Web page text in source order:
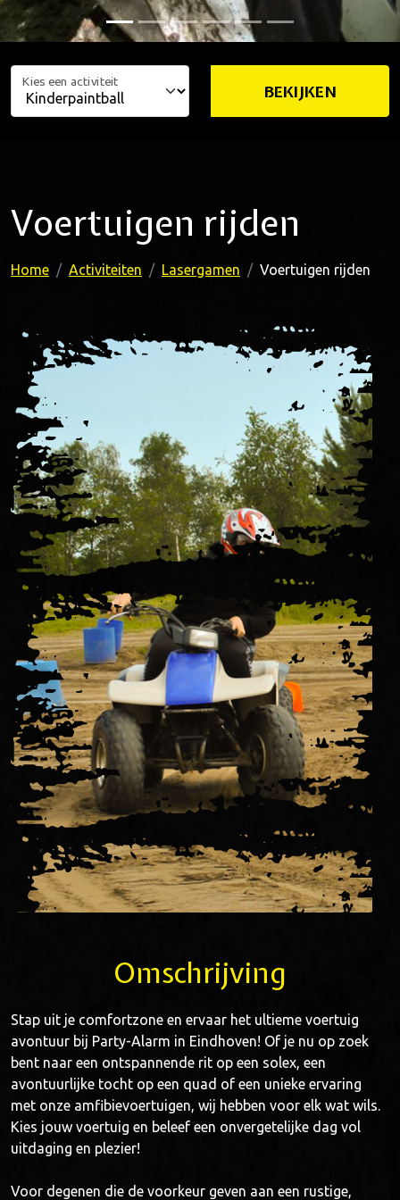
Kies een activiteit BEKIJKEN
Voertuigen rijden
Home Activiteiten Lasergamen Voertuigen rijden
Omschrijving
Stap uit je comfortzone en ervaar het ultieme voertuig
avontuur bij Party-Alarm in Eindhoven! Of je nu op zoek
bent naar een ontspannende rit op een solex, een
avontuurlijke tocht op een quad of een unieke ervaring
met onze amfibievoertuigen, wij hebben voor elk wat wils.
Kies jouw voertuig en beleef een onvergetelijke dag vol
uitdaging en plezier!
Voor degenen die de voorkeur geven aan een rustige,